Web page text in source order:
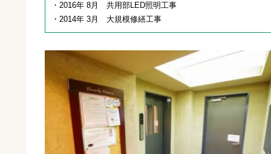
・2016年 8月 共用部LED照明工事
・2014年 3月 大規模修繕工事